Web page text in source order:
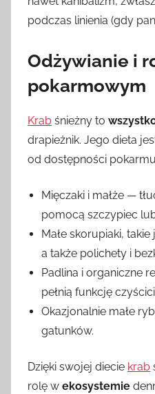
podczas linienia (gdy
Odżywianie i
pokarmowym
Krab śnieżny to
drapieżnik. Jego dieta
od dostępności
Mięczaki i małże —
pomocą szczypiec
Małe skorupiaki,
a także polichety i
Padlina i organiczne
pełnią funkcję
Okazjonalnie małe
gatunków.
Dzięki swojej diecie krab
rolę w ekosystemie